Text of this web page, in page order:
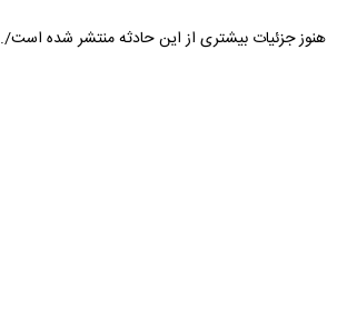
هنوز جزئیات بیشتری از این حادثه منتشر شده است/.